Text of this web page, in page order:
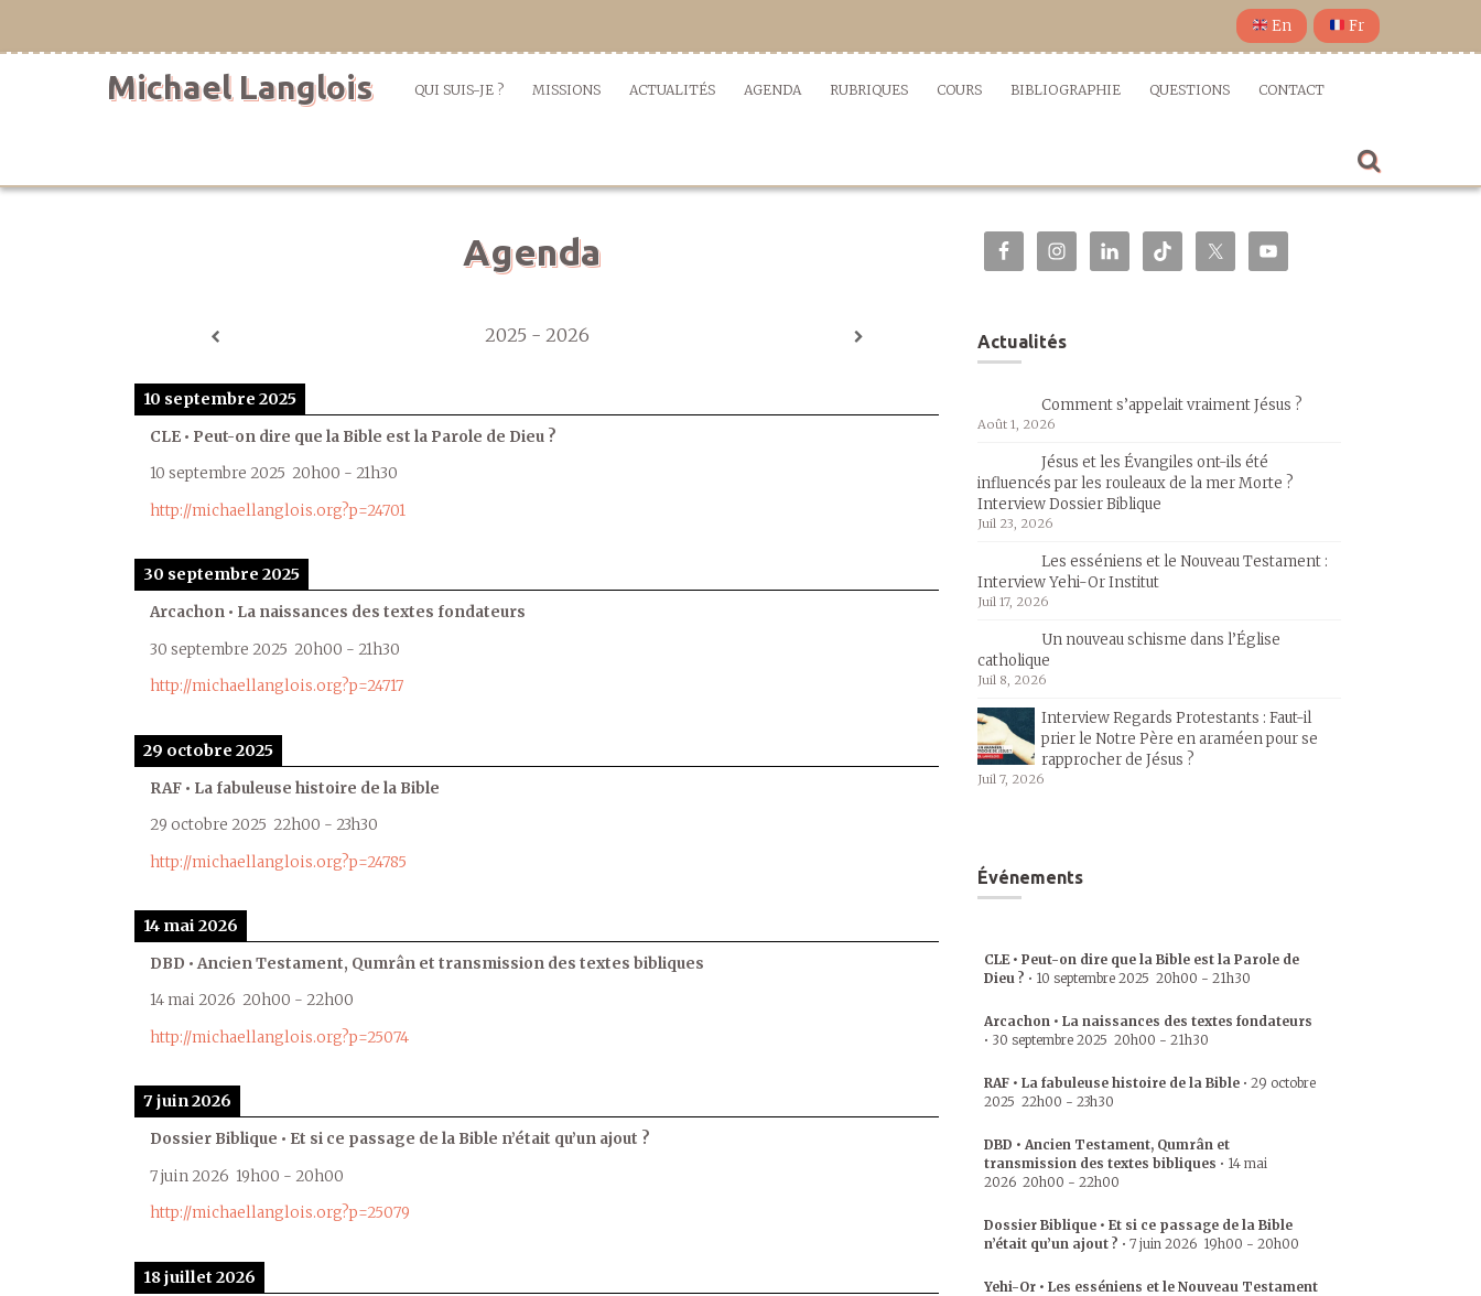
En Fr
Michael Langlois QUI SUIS-JE ? MISSIONS ACTUALITÉS AGENDA RUBRIQUES COURS BIBLIOGRAPHIE QUESTIONS CONTACT
Agenda
2025 - 2026
10 septembre 2025
CLE • Peut-on dire que la Bible est la Parole de Dieu ?
10 septembre 2025 20h00 - 21h30
http://michaellanglois.org?p=24701
30 septembre 2025
Arcachon • La naissances des textes fondateurs
30 septembre 2025 20h00 - 21h30
http://michaellanglois.org?p=24717
29 octobre 2025
RAF • La fabuleuse histoire de la Bible
29 octobre 2025 22h00 - 23h30
http://michaellanglois.org?p=24785
14 mai 2026
DBD • Ancien Testament, Qumrân et transmission des textes bibliques
14 mai 2026 20h00 - 22h00
http://michaellanglois.org?p=25074
7 juin 2026
Dossier Biblique • Et si ce passage de la Bible n’était qu’un ajout ?
7 juin 2026 19h00 - 20h00
http://michaellanglois.org?p=25079
18 juillet 2026
Actualités
Comment s’appelait vraiment Jésus ?
Août 1, 2026
Jésus et les Évangiles ont-ils été
influencés par les rouleaux de la mer Morte ?
Interview Dossier Biblique
Juil 23, 2026
Les esséniens et le Nouveau Testament :
Interview Yehi-Or Institut
Juil 17, 2026
Un nouveau schisme dans l’Église
catholique
Juil 8, 2026
Interview Regards Protestants : Faut-il
prier le Notre Père en araméen pour se
rapprocher de Jésus ?
Juil 7, 2026
Événements
CLE • Peut-on dire que la Bible est la Parole de
Dieu ? • 10 septembre 2025 20h00 - 21h30
Arcachon • La naissances des textes fondateurs
• 30 septembre 2025 20h00 - 21h30
RAF • La fabuleuse histoire de la Bible • 29 octobre
2025 22h00 - 23h30
DBD • Ancien Testament, Qumrân et
transmission des textes bibliques • 14 mai
2026 20h00 - 22h00
Dossier Biblique • Et si ce passage de la Bible
n’était qu’un ajout ? • 7 juin 2026 19h00 - 20h00
Yehi-Or • Les esséniens et le Nouveau Testament